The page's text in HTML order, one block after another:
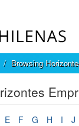
Browsing
E F G H I J